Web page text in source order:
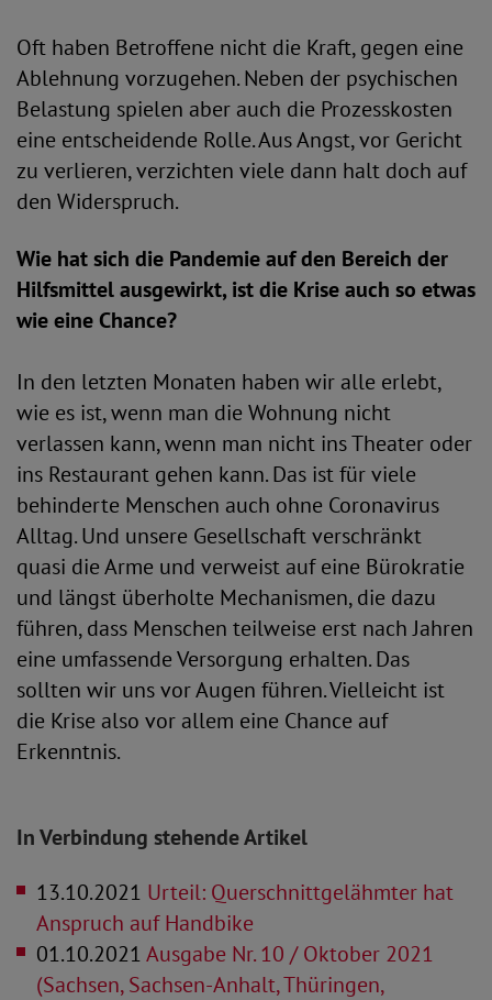
Oft haben Betroffene nicht die Kraft, gegen eine
Ablehnung vorzugehen. Neben der psychischen
Belastung spielen aber auch die Prozesskosten
eine entscheidende Rolle. Aus Angst, vor Gericht
zu verlieren, verzichten viele dann halt doch auf
den Widerspruch.
Wie hat sich die Pandemie auf den Bereich der
Hilfsmittel ausgewirkt, ist die Krise auch so etwas
wie eine Chance?
In den letzten Monaten haben wir alle erlebt,
wie es ist, wenn man die Wohnung nicht
verlassen kann, wenn man nicht ins Theater oder
ins Restaurant gehen kann. Das ist für viele
behinderte Menschen auch ohne Coronavirus
Alltag. Und unsere Gesellschaft verschränkt
quasi die Arme und verweist auf eine Bürokratie
und längst überholte Mechanismen, die dazu
führen, dass Menschen teilweise erst nach Jahren
eine umfassende Versorgung erhalten. Das
sollten wir uns vor Augen führen. Vielleicht ist
die Krise also vor allem eine Chance auf
Erkenntnis.
In Verbindung stehende Artikel
13.10.2021 Urteil: Querschnittgelähmter hat
Anspruch auf Handbike
01.10.2021Ausgabe Nr. 10 / Oktober 2021
(Sachsen, Sachsen-Anhalt, Thüringen,